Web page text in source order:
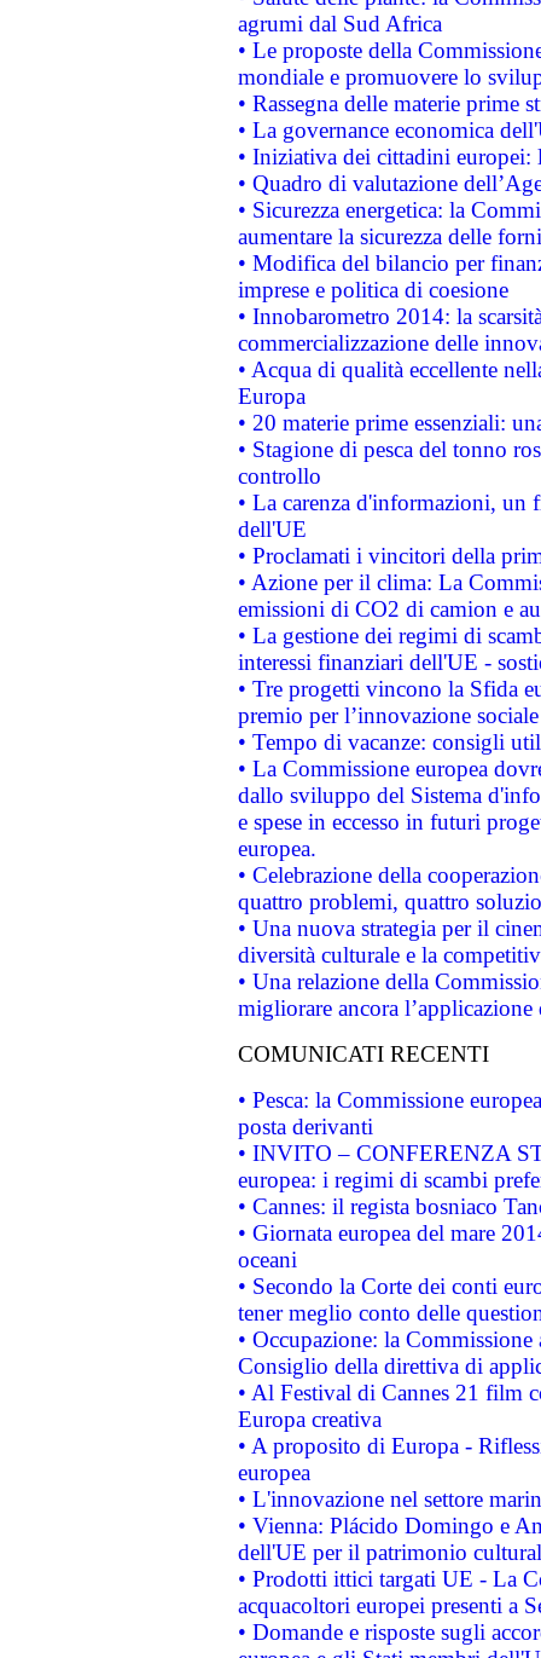
agrumi dal Sud Africa
• Le proposte della
mondiale e promuovere lo
• Rassegna delle materie prime
• La governance economica
• Iniziativa dei cittadini
• Quadro di valutazione
• Sicurezza energetica: la
aumentare la sicurezza delle
• Modifica del bilancio per
imprese e politica di coesione
• Innobarometro 2014: la
commercializzazione delle
• Acqua di qualità eccellente
Europa
• 20 materie prime essenziali:
• Stagione di pesca del tonno
controllo
• La carenza d'informazioni, un
dell'UE
• Proclamati i vincitori della
• Azione per il clima: La
emissioni di CO2 di camion e
• La gestione dei regimi di
interessi finanziari dell'UE -
• Tre progetti vincono la Sfida
premio per l’innovazione sociale
• Tempo di vacanze: consigli
• La Commissione europea
dallo sviluppo del Sistema
e spese in eccesso in futuri
europea.
• Celebrazione della
quattro problemi, quattro
• Una nuova strategia per il
diversità culturale e la
• Una relazione della
migliorare ancora
COMUNICATI RECENTI
• Pesca: la Commissione
posta derivanti
• INVITO – CONFERENZA
europea: i regimi di scambi
• Cannes: il regista bosniaco
• Giornata europea del mare
oceani
• Secondo la Corte dei conti
tener meglio conto delle
• Occupazione: la
Consiglio della direttiva di
• Al Festival di Cannes 21 film
Europa creativa
• A proposito di Europa -
europea
• L'innovazione nel settore
• Vienna: Plácido Domingo e
dell'UE per il patrimonio
• Prodotti ittici targati UE - La
acquacoltori europei presenti a
• Domande e risposte sugli